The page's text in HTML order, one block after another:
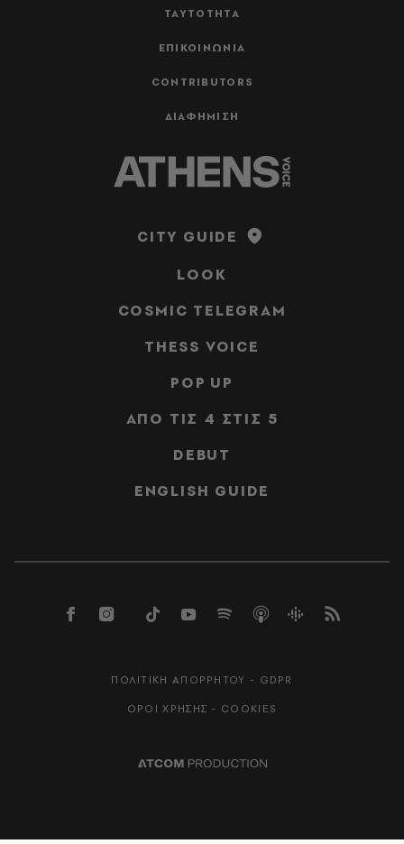
ΤΑΥΤΟΤΗΤΑ
ΕΠΙΚΟΙΝΩΝΙΑ
CONTRIBUTORS
ΔΙΑΦΗΜΙΣΗ
CITY GUIDE
LOOK
COSMIC TELEGRAM
THESS VOICE
POP UP
ΑΠΟ ΤΙΣ 4 ΣΤΙΣ 5
DEBUT
ENGLISH GUIDE
ΠΟΛΙΤΙΚΗ ΑΠΟΡΡΗΤΟΥ - GDPR
ΟΡΟΙ ΧΡΗΣΗΣ - COOKIES